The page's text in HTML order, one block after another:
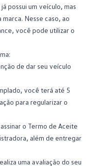
possui um veículo, mas
Nesse caso, ao
você pode utilizar o
de dar seu veículo
você terá até 5
para regularizar o
o Termo de Aceite
além de entregar
uma avaliação do seu